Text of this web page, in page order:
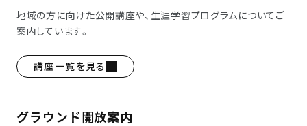
地域の方に向けた公開講座や、生涯学習プログラムについてご
案内しています。
講座一覧を見る
グラウンド開放案内